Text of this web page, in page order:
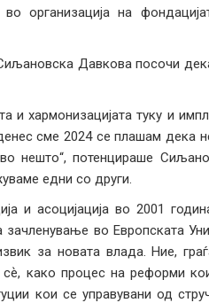
организација на
Давкова посочи
и хармонизацијата туку и
сме 2024 се плашам дека
нешто“, потенцираше
едни со други.
и асоцијација во 2001
зачленување во Европската
за новата влада. Ние,
како процес на реформи
кои се управувани од